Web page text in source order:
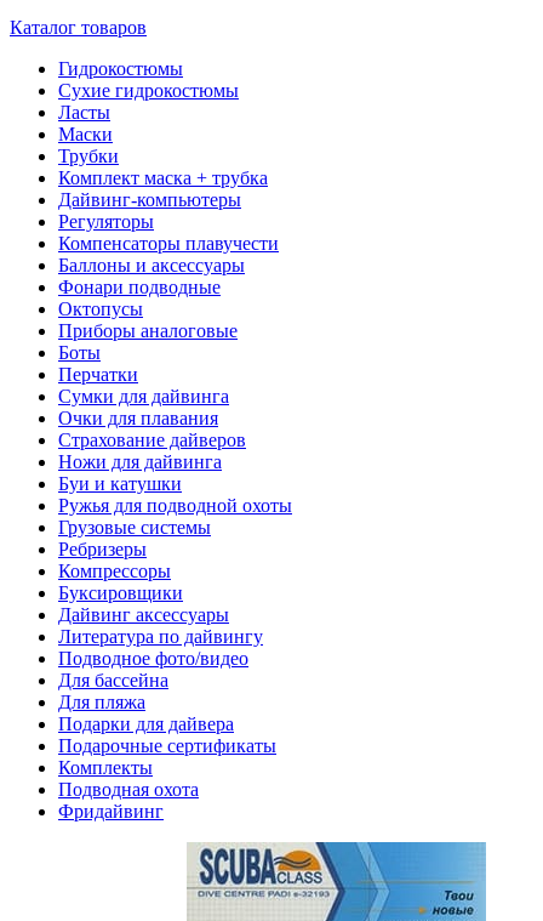
Каталог товаров
Гидрокостюмы
Сухие гидрокостюмы
Ласты
Маски
Трубки
Комплект маска + трубка
Дайвинг-компьютеры
Регуляторы
Компенсаторы плавучести
Баллоны и аксессуары
Фонари подводные
Октопусы
Приборы аналоговые
Боты
Перчатки
Сумки для дайвинга
Очки для плавания
Страхование дайверов
Ножи для дайвинга
Буи и катушки
Ружья для подводной охоты
Грузовые системы
Ребризеры
Компрессоры
Буксировщики
Дайвинг аксессуары
Литература по дайвингу
Подводное фото/видео
Для бассейна
Для пляжа
Подарки для дайвера
Подарочные сертификаты
Комплекты
Подводная охота
Фридайвинг